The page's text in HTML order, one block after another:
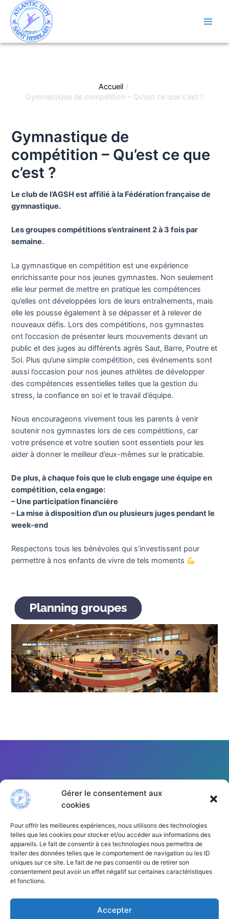
Gérer le consentement aux
cookies
Pour offrir les meilleures expériences, nous utilisons des technologies
telles que les cookies pour stocker et/ou accéder aux informations des
appareils. Le fait de consentir à ces technologies nous permettra de
traiter des données telles que le comportement de navigation ou les ID
uniques sur ce site. Le fait de ne pas consentir ou de retirer son
consentement peut avoir un effet négatif sur certaines caractéristiques
et fonctions.
Accepter
contenu
Accueil
Gymnastique de compétition – Qu’est ce que c’est ?
Gymnastique de
compétition – Qu’est ce que
c’est ?
Le club de l’AGSH est affilié à la Fédération française de
gymnastique.
Les groupes compétitions s’entrainent 2 à 3 fois par
semaine.
La gymnastique en compétition est une expérience
enrichissante pour nos jeunes gymnastes. Non seulement
elle leur permet de mettre en pratique les compétences
qu’elles ont développées lors de leurs entraînements, mais
elle les pousse également à se dépasser et à relever de
nouveaux défis. Lors des compétitions, nos gymnastes
ont l’occasion de présenter leurs mouvements devant un
public et des juges au différents agrès Saut, Barre, Poutre et
Sol. Plus qu’une simple compétition, ces événements sont
aussi l’occasion pour nos jeunes athlètes de développer
des compétences essentielles telles que la gestion du
stress, la confiance en soi et le travail d’équipe.
Nous encourageons vivement tous les parents à venir
soutenir nos gymnastes lors de ces compétitions, car
votre présence et votre soutien sont essentiels pour les
aider à donner le meilleur d’eux-mêmes sur le praticable.
De plus, à chaque fois que le club engage une équipe en
compétition, cela engage:
– Une participation financière
– La mise à disposition d’un ou plusieurs juges pendant le
week-end
Respectons tous les bénévoles qui s’investissent pour
permettre à nos enfants de vivre de tels moments
Cliquez pour accepter les cookies
marketing et activer ce contenu